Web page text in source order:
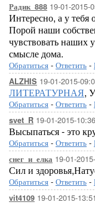
Радик_888 19-01-2015-
Интересно, а у тебя
Порой наши
чувствовать наших
смысле дома.
Обратиться - Ответить -
ALZHIS 19-01-2015-
ЛИТЕРАТУРНАЯ,
Обратиться - Ответить -
svet_R 19-01-2015-10:36
Высыпаться - это
Обратиться - Ответить -
снег_и_елка 19-01-
Сил и
Обратиться - Ответить -
vit4109 19-01-2015-13:51